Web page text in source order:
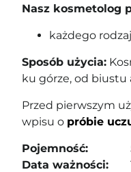
Nasz kosmetolog
każdego
Sposób użycia:
ku górze, od biustu
Przed pierwszym
wpisu o próbie
Pojemność:
Data ważności: